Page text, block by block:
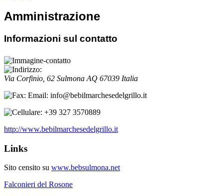
Amministrazione
Informazioni sul contatto
Via Corfinio, 62 Sulmona AQ 67039 Italia
Email: info@bebilmarchesedelgrillo.it
+39 327 3570889
http://www.bebilmarchesedelgrillo.it
Links
Sito censito su www.bebsulmona.net
Falconieri del Rosone